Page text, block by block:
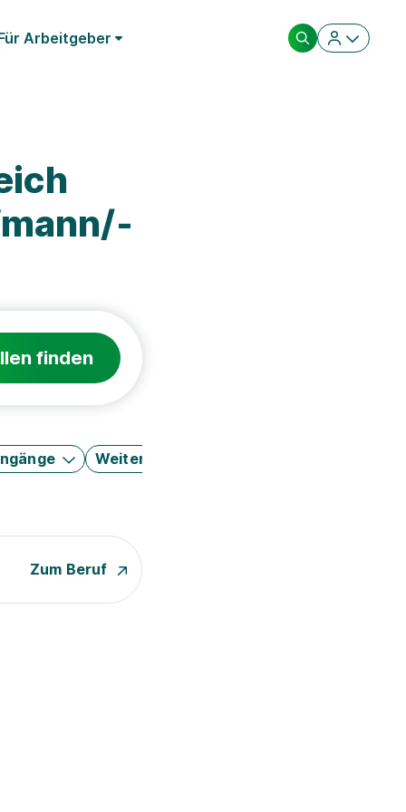
Arbeitgeber
finden
Weitere Filter
Zum Beruf